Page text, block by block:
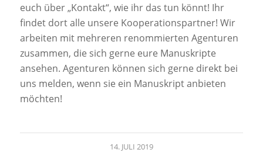
euch über „Kontakt“, wie ihr das tun könnt! Ihr
findet dort alle unsere Kooperationspartner! Wir
arbeiten mit mehreren renommierten Agenturen
zusammen, die sich gerne eure Manuskripte
ansehen. Agenturen können sich gerne direkt bei
uns melden, wenn sie ein Manuskript anbieten
möchten!
14. JULI 2019